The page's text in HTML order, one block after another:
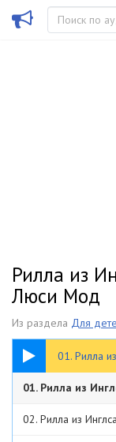
Рилла из
Люси Мод
Из раздела Для
01. Рилла
49:04
01. Рилла из
02. Рилла из